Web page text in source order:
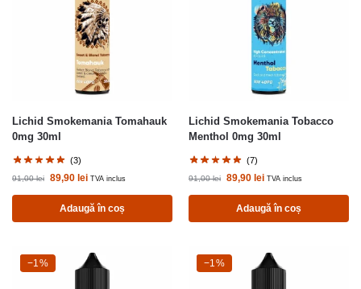
Lichid Smokemania Tomahauk
0mg 30ml
(3)
91,00lei 89,90 lei TVA inclus
Adaugă în coș
Lichid Smokemania Tobacco
Menthol 0mg 30ml
(7)
91,00lei 89,90 lei TVA inclus
Adaugă în coș
-1%
−1% -1%
−1%